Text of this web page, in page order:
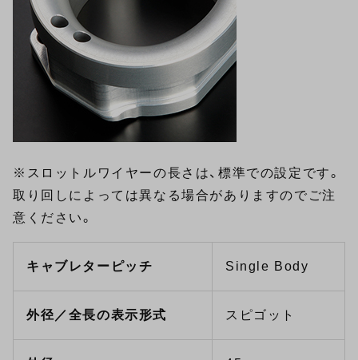
※スロットルワイヤーの長さは、標準での設定です。
取り回しによっては異なる場合がありますのでご注
意ください。
キャブレターピッチ Single Body
外径／全長の表示形式 スピゴット